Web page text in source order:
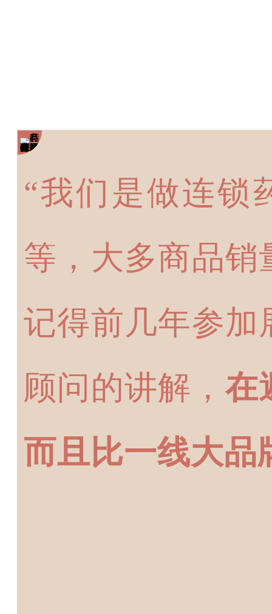
“我们是做连锁
等，大多商品
记得前几年参加
顾问的讲解， 在
而且比一线大品